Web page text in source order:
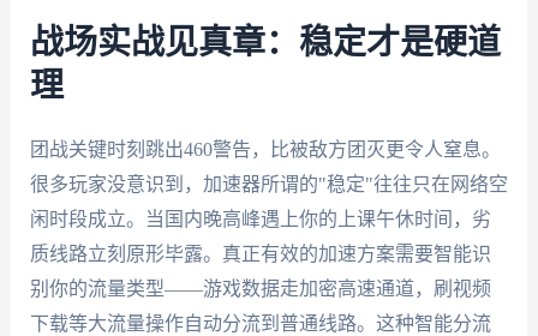
战场实战见真章：稳定才是硬道
理
团战关键时刻跳出460警告，比被敌方团灭更令人窒息。
很多玩家没意识到，加速器所谓的"稳定"往往只在网络空
闲时段成立。当国内晚高峰遇上你的上课午休时间，劣
质线路立刻原形毕露。真正有效的加速方案需要智能识
别你的流量类型——游戏数据走加密高速通道，刷视频
下载等大流量操作自动分流到普通线路。这种智能分流